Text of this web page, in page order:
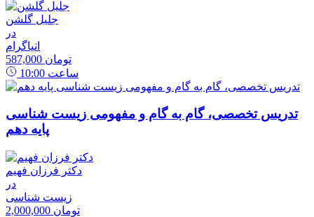
جلیل گلشن
در
انیاگرام
587,000 تومان
10:00 ساعت
تدریس تخصصی، گام به گام و مفهومی زیست شناسی
پایه دهم
دکتر فرزان فهیم
در
زیست شناسی
2,000,000 تومان